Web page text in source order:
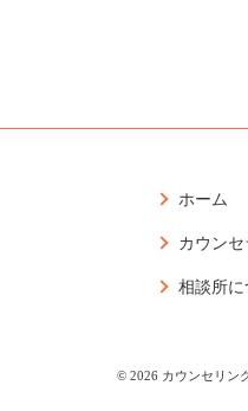
ホーム
カウン
相談所に
© 2026 カウンセリン